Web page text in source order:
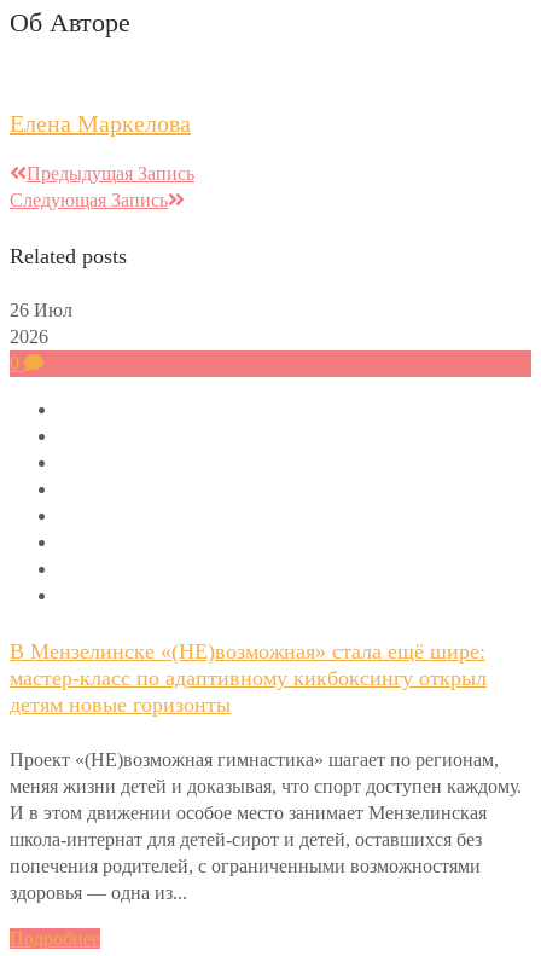
Об Авторе
Елена Маркелова
Предыдущая Запись
Следующая Запись
Related posts
26 Июл
2026
0
В Мензелинске «(НЕ)возможная» стала ещё шире:
мастер-класс по адаптивному кикбоксингу открыл
детям новые горизонты
Проект «(НЕ)возможная гимнастика» шагает по регионам,
меняя жизни детей и доказывая, что спорт доступен каждому.
И в этом движении особое место занимает Мензелинская
школа-интернат для детей-сирот и детей, оставшихся без
попечения родителей, с ограниченными возможностями
здоровья — одна из...
Подробнее